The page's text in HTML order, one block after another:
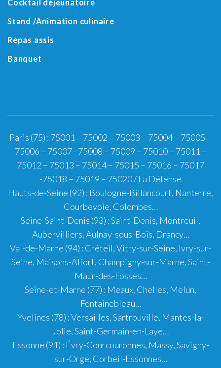
Cocktail déjeunatoire
Stand /Animation culinaire
Repas assis
Banquet
Paris (75) : 75001– 75002– 75003 – 75004– 75005 –
75006 – 75007- 75008 – 75009 – 75010– 75011–
75012– 75013 – 75014– 75015 – 75016 – 75017
-75018 – 75019 – 75020/La Défense
Hauts-de-Seine (92) : Boulogne-Billancourt, Nanterre,
Courbevoie, Colombes…
Seine-Saint-Denis (93) :Saint-Denis, Montreuil,
Aubervilliers,Aulnay-sous-Bois, Drancy…
Val-de-Marne (94) : Créteil,Vitry-sur-Seine, Ivry-sur-
Seine, Maisons-Alfort, Champigny-sur-Marne,Saint-
Maur-des-Fossés…
Seine-et-Marne (77) : Meaux, Chelles, Melun,
Fontainebleau…
Yvelines (78) :Versailles,Sartrouville, Mantes-la-
Jolie,Saint-Germain-en-Laye…
Essonne (91) : Évry-Courcouronnes, Massy,Savigny-
sur-Orge, Corbeil-Essonnes…